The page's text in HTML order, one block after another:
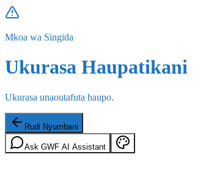
Mkoa wa Singida
Ukurasa Haupatikani
Ukurasa unaoutafuta haupo.
Rudi Nyumbani
Ask GWF AI Assistant